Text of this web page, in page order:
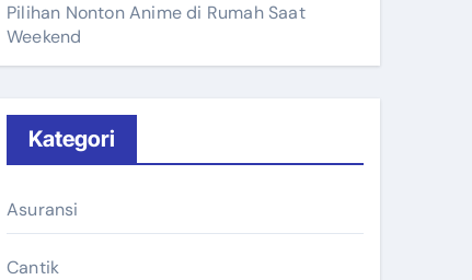
Pilihan Nonton Anime di Rumah Saat
Weekend
Kategori
Asuransi
Cantik